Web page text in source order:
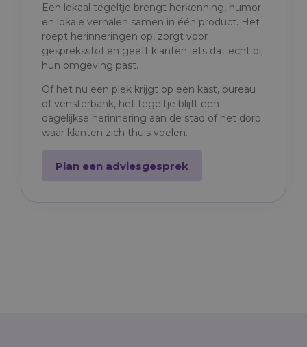
Een lokaal tegeltje brengt herkenning, humor
en lokale verhalen samen in één product. Het
roept herinneringen op, zorgt voor
gespreksstof en geeft klanten iets dat echt bij
hun omgeving past.
Of het nu een plek krijgt op een kast, bureau
of vensterbank, het tegeltje blijft een
dagelijkse herinnering aan de stad of het dorp
waar klanten zich thuis voelen.
Plan een adviesgesprek